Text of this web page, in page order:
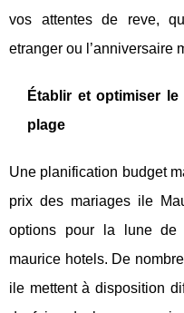
vos attentes de reve,
etranger ou l’anniversaire
Établir et optimiser
plage
Une planification budget
prix des mariages ile
options pour la lune
maurice hotels. De
ile mettent à disposition